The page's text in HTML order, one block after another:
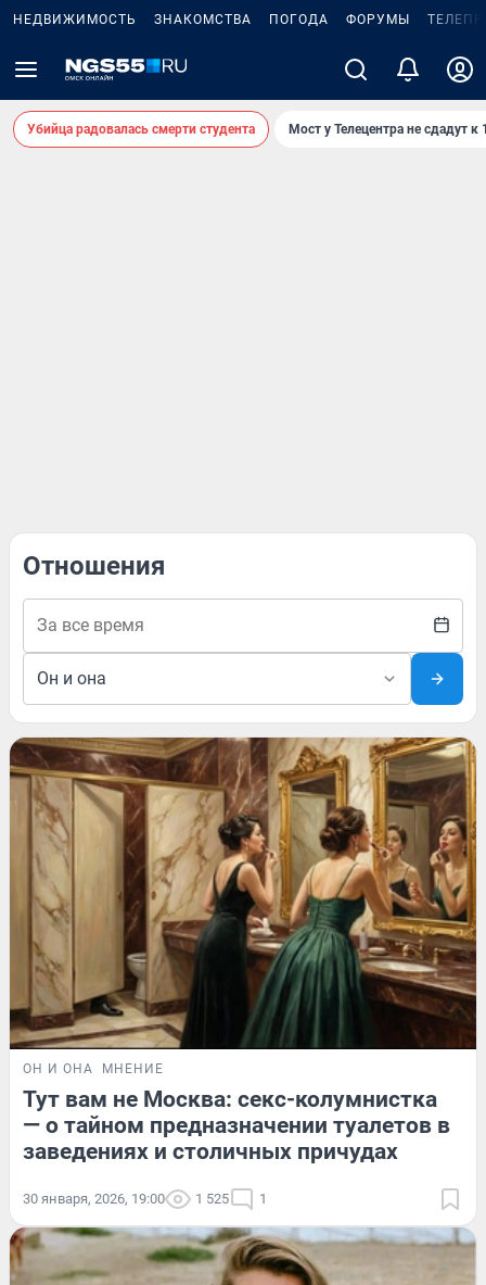
НЕДВИЖИМОСТЬ ЗНАКОМСТВА ПОГОДА ФОРУМЫ
Убийца радовалась смерти студента Мост у Телецентра не сдадут к
Отношения
ОН И ОНА МНЕНИЕ
Тут вам не Москва: секс-колумнистка
— о тайном предназначении туалетов в
заведениях и столичных причудах
30 января, 2026, 19:00 1 525 1